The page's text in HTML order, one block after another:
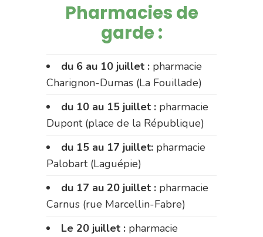
Pharmacies de
garde :
du 6 au 10 juillet : pharmacie
Charignon-Dumas (La Fouillade)
du 10 au 15 juillet : pharmacie
Dupont (place de la République)
du 15 au 17 juillet: pharmacie
Palobart (Laguépie)
du 17 au 20 juillet : pharmacie
Carnus (rue Marcellin-Fabre)
Le 20 juillet : pharmacie